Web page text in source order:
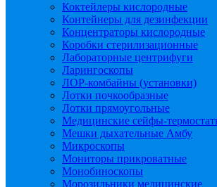
Коктейлеры кислородные
Контейнеры для дезинфекции
Концентраторы кислородные
Коробки стерилизационные
Лабораторные центрифуги
Ларингоскопы
ЛОР-комбайны (установки)
Лотки почкообразные
Лотки прямоугольные
Медицинские сейфы-
Мешки дыхательные Амбу
Микроскопы
Мониторы прикроватные
Монобиноскопы
Морозильники медицинские